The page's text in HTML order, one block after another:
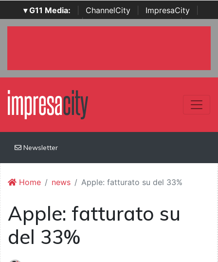
▾ G11 Media: ChannelCity ImpresaCity
SecurityOpenLab | Italian Channel Awards | Italian
Newsletter
Home news Apple: fatturato su del 33%
Apple: fatturato su
del 33%